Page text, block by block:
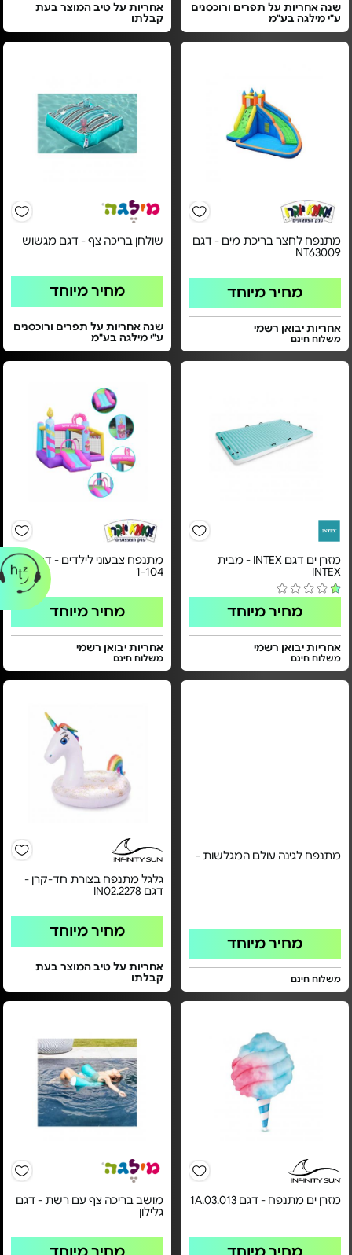
שנה אחריות על תפרים ורוכסנים
ע"י מילגה בע"מ
אחריות על טיב המוצר בעת
קבלתו
מתנפח לחצר בריכת מים - דגם
NT63009
מחיר מיוחד
אחריות יבואן רשמי
משלוח חינם
שולחן בריכה צף - דגם מגשוש
מחיר מיוחד
שנה אחריות על תפרים ורוכסנים
ע"י מילגה בע"מ
מזרן ים דגם INTEX - מבית
INTEX
מחיר מיוחד
אחריות יבואן רשמי
משלוח חינם
מתנפח צבעוני לילדים - דגם FL-
1-104
מחיר מיוחד
אחריות יבואן רשמי
משלוח חינם
מתנפח לגינה עולם המגלשות -
מחיר מיוחד
משלוח חינם
גלגל מתנפח בצורת חד-קרן -
דגם IN02.2278
מחיר מיוחד
אחריות על טיב המוצר בעת
קבלתו
מזרן ים מתנפח - דגם 1A.03.013
מושב בריכה צף עם רשת - דגם
גלילון